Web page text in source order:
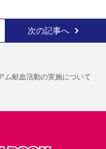
次の記事へ
ム献血活動の実施について